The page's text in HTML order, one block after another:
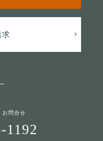
求
お問合せ
1192